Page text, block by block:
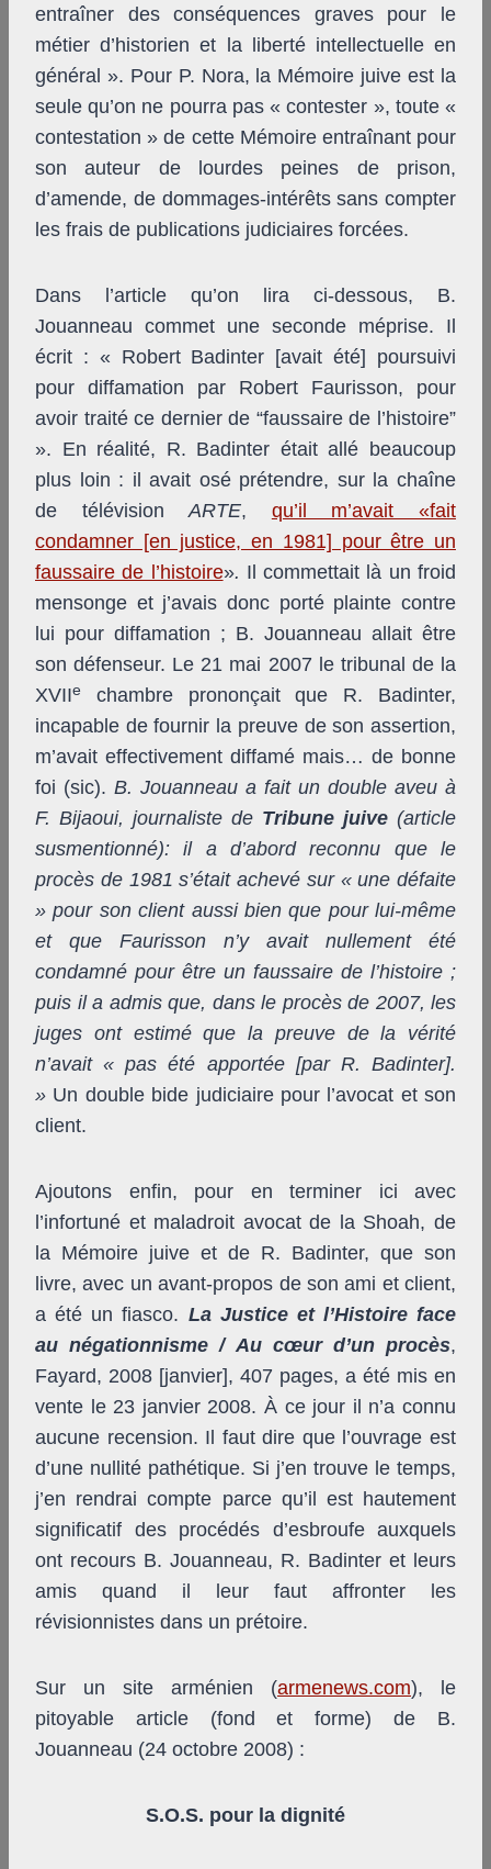
entraîner des conséquences graves pour le
métier d’historien et la liberté intellectuelle en
général ». Pour P. Nora, la Mémoire juive est la
seule qu’on ne pourra pas « contester », toute «
contestation » de cette Mémoire entraînant pour
son auteur de lourdes peines de prison,
d’amende, de dommages-intérêts sans compter
les frais de publications judiciaires forcées.
Dans l’article qu’on lira ci-dessous, B.
Jouanneau commet une seconde méprise. Il
écrit : « Robert Badinter [avait été] poursuivi
pour diffamation par Robert Faurisson, pour
avoir traité ce dernier de “faussaire de l’histoire”
». En réalité, R. Badinter était allé beaucoup
plus loin : il avait osé prétendre, sur la chaîne
de télévisionARTE, qu’il m’avait «fait
condamner [en justice, en 1981] pour être un
faussaire de l’histoire». Il commettait là un froid
mensonge et j’avais donc porté plainte contre
lui pour diffamation ; B. Jouanneau allait être
son défenseur. Le 21 mai 2007 le tribunal de la
XVIIe
chambre prononçait que R. Badinter,
incapable de fournir la preuve de son assertion,
m’avait effectivement diffamé mais… de bonne
foi (sic). B. Jouanneau a fait un double aveu à
F. Bijaoui, journaliste de Tribune juive (article
susmentionné): il a d’abord reconnu que le
procès de 1981 s’était achevé sur « une défaite
» pour son client aussi bien que pour lui-même
et que Faurisson n’y avait nullement été
condamné pour être un faussaire de l’histoire ;
puis il a admis que, dans le procès de 2007, les
juges ont estimé que la preuve de la vérité
n’avait « pas été apportée [par R. Badinter].
» Un double bide judiciaire pour l’avocat et son
client.
Ajoutons enfin, pour en terminer ici avec
l’infortuné et maladroit avocat de la Shoah, de
la Mémoire juive et de R. Badinter, que son
livre, avec un avant-propos de son ami et client,
a été un fiasco. La Justice et l’Histoire face
au négationnisme / Au cœur d’un procès,
Fayard, 2008 [janvier], 407 pages, a été mis en
vente le 23 janvier 2008. À ce jour il n’a connu
aucune recension. Il faut dire que l’ouvrage est
d’une nullité pathétique. Si j’en trouve le temps,
j’en rendrai compte parce qu’il est hautement
significatif des procédés d’esbroufe auxquels
ont recours B. Jouanneau, R. Badinter et leurs
amis quand il leur faut affronter les
révisionnistes dans un prétoire.
Sur un site arménien (armenews.com), le
pitoyable article (fond et forme) de B.
Jouanneau (24 octobre 2008) :
S.O.S. pour la dignité